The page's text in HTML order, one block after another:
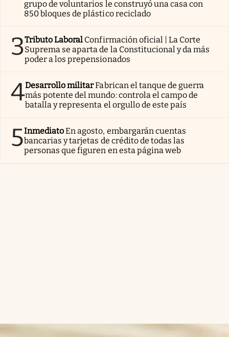
grupo de voluntarios le construyó una casa con
850 bloques de plástico reciclado
3Tributo Laboral Confirmación oficial | La Corte
Suprema se aparta de la Constitucional y da más
poder a los prepensionados
4Desarrollo militarFabrican el tanque de guerra
más potente del mundo: controla el campo de
batalla y representa el orgullo de este país
5InmediatoEn agosto, embargarán cuentas
bancarias y tarjetas de crédito de todas las
personas que figuren en esta página web